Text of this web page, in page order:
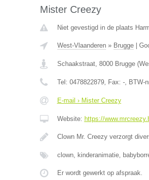
Mister Creezy
Niet gevestigd in de plaats
West-Vlaanderen» Brugge|
Schaakstraat, 8000 Brugge(
Tel: 0478822879, Fax: -, BTW-
E-mail › Mister Creezy
Website: https://
Clown Mr. Creezy verzorgt
clown, kinderanimatie,
Er wordt gewerkt op afspraak.